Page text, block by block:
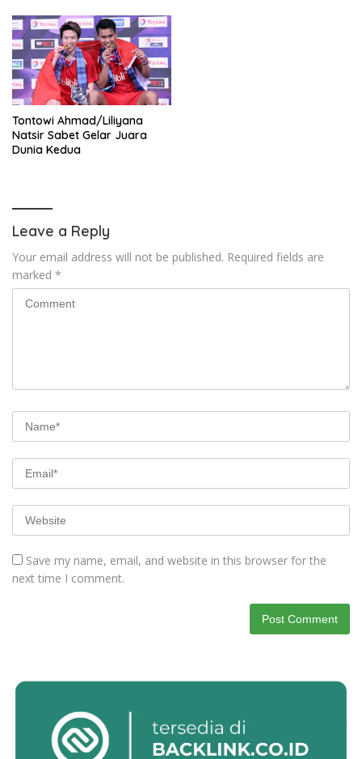
Tontowi Ahmad/Liliyana
Natsir Sabet Gelar Juara
Dunia Kedua
Leave a Reply
Your email address will not be published. Required fields are
marked *
Save my name, email, and website in this browser for the
next time I comment.